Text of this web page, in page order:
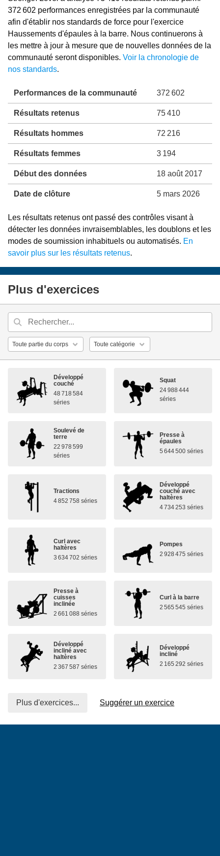
372 602 performances enregistrées par la communauté
afin d'établir nos standards de force pour l'exercice
Haussements d'épaules à la barre. Nous continuerons à
les mettre à jour à mesure que de nouvelles données de la
communauté seront disponibles. Voir la chronologie de
nos standards.
Performances de la communauté 372 602
Résultats retenus 75 410
Résultats hommes 72 216
Résultats femmes 3 194
Début des données 18 août 2017
Date de clôture 5 mars 2026
Les résultats retenus ont passé des contrôles visant à
détecter les données invraisemblables, les doublons et les
modes de soumission inhabituels ou automatisés. En
savoir plus sur les résultats retenus.
Plus d'exercices
Développé
couché
48 718 584
séries
Squat
24 988 444
séries
Soulevé de
terre
22 978 599
séries
Presse à
épaules
5 644 500 séries
Tractions
4 852 758 séries
Développé
couché avec
haltères
4 734 253 séries
Curl avec
haltères
3 634 702 séries
Pompes
2 928 475 séries
Presse à
cuisses
inclinée
2 661 088 séries
Curl à la barre
2 565 545 séries
Développé
incliné avec
haltères
2 367 587 séries
Développé
incliné
2 165 292 séries
Plus d'exercices... Suggérer un exercice